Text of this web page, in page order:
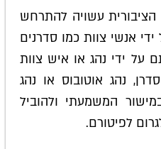
עשויה להתרחש
אנשי צוות כמו סדרנים
על ידי נהג או איש צוות
נהג אוטובוס או נהג
המשמעתי ולהוביל
לפיטורם.